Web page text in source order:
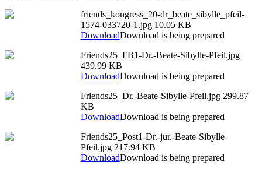
friends_kongress_20-dr_beate_sibylle_pfeil-
1574-033720-1.jpg 10.05 KB
DownloadDownload is being prepared
Friends25_FB1-Dr.-Beate-Sibylle-Pfeil.jpg
439.99 KB
DownloadDownload is being prepared
Friends25_Dr.-Beate-Sibylle-Pfeil.jpg 299.87
KB
DownloadDownload is being prepared
Friends25_Post1-Dr.-jur.-Beate-Sibylle-
Pfeil.jpg 217.94 KB
DownloadDownload is being prepared